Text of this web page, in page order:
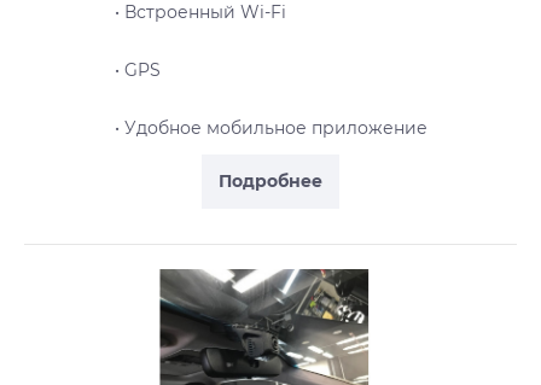
Подробнее
• Встроенный Wi-Fi
• GPS
• Удобное мобильное приложение